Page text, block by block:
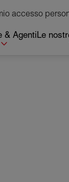
accesso
& AgentiLe